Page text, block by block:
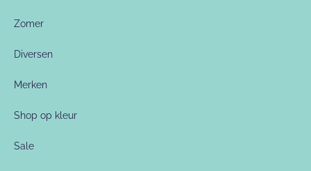
Zomer
Diversen
Merken
Shop op kleur
Sale